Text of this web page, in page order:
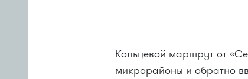
Кольцевой маршрут от
микрорайоны и обратно